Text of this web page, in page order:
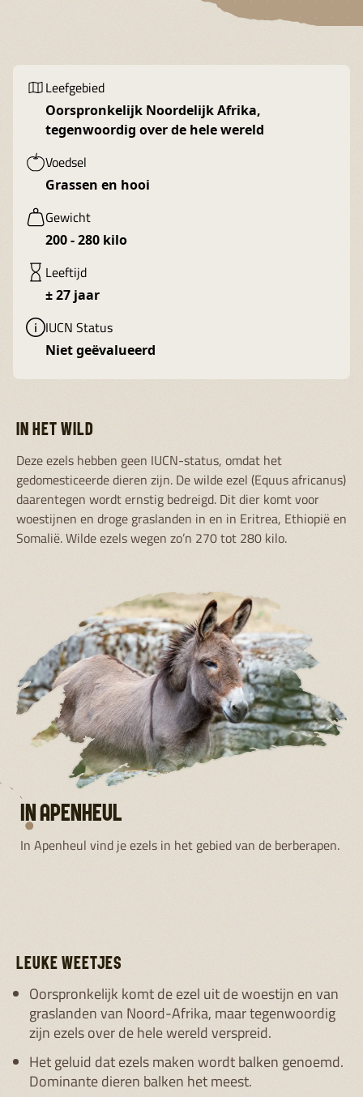
Leefgebied
Oorspronkelijk Noordelijk Afrika,
tegenwoordig over de hele wereld
Voedsel
Grassen en hooi
Gewicht
200 - 280 kilo
Leeftijd
± 27 jaar
IUCN Status
Niet geëvalueerd
IN HET WILD
Deze ezels hebben geen IUCN-status, omdat het
gedomesticeerde dieren zijn. De wilde ezel (Equus africanus)
daarentegen wordt ernstig bedreigd. Dit dier komt voor
woestijnen en droge graslanden in en in Eritrea, Ethiopië en
Somalië. Wilde ezels wegen zo’n 270 tot 280 kilo.
IN APENHEUL
In Apenheul vind je ezels in het gebied van de berberapen.
LEUKE WEETJES
Oorspronkelijk komt de ezel uit de woestijn en van
graslanden van Noord-Afrika, maar tegenwoordig
zijn ezels over de hele wereld verspreid.
Het geluid dat ezels maken wordt balken genoemd.
Dominante dieren balken het meest.